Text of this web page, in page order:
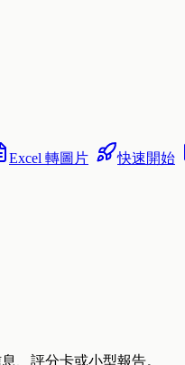
Excel 轉圖片 快速開始
、評分卡或小型報告。